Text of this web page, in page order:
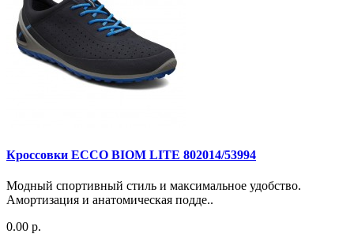
Кроссовки ECCO BIOM LITE 802014/53994
Модный спортивный стиль и максимальное удобство.
Амортизация и анатомическая подде..
0.00 р.